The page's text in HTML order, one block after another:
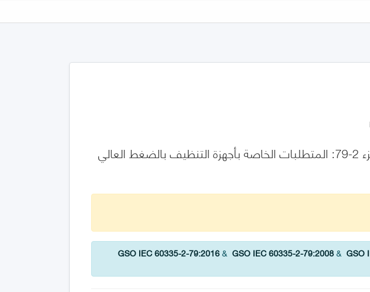
الأجهزة الكهربائية المنزلية وما شابهها - السلامة - الجزء 2-79: المتطلبات الخاصة بأجهزة التنظيف بالضغط العالي
GSO IEC 60335-2-79:2016&GSO IEC 60335-2-79:2008&GSO